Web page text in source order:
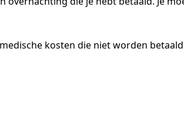
kosten die niet worden